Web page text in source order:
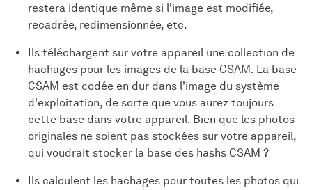
restera identique même si l'image est modifiée,
recadrée, redimensionnée, etc.
Ils téléchargent sur votre appareil une collection de
hachages pour les images de la base CSAM. La base
CSAM est codée en dur dans l'image du système
d'exploitation, de sorte que vous aurez toujours
cette base dans votre appareil. Bien que les photos
originales ne soient pas stockées sur votre appareil,
qui voudrait stocker la base des hashs CSAM ?
Ils calculent les hachages pour toutes les photos qui